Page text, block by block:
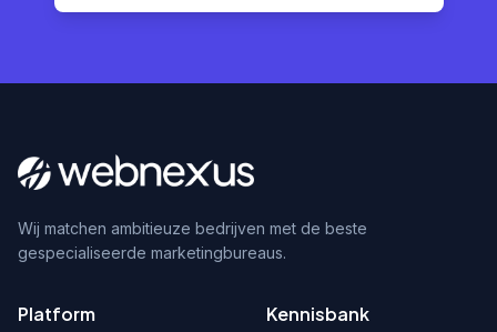
Wij matchen ambitieuze bedrijven met de beste
gespecialiseerde marketingbureaus.
Platform Kennisbank